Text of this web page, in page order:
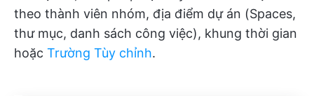
theo thành viên nhóm, địa điểm dự án (Spaces,
thư mục, danh sách công việc), khung thời gian
hoặc Trường Tùy chỉnh.